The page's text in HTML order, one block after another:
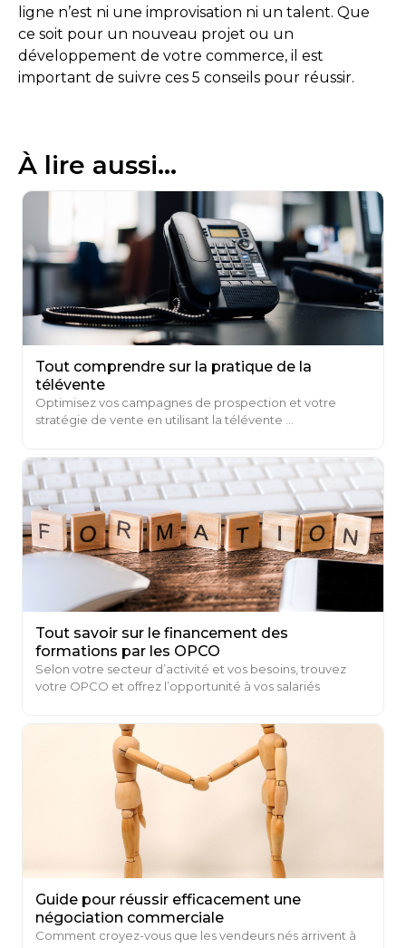
ligne n’est ni une improvisation ni un talent. Que
ce soit pour un nouveau projet ou un
développement de votre commerce, il est
important de suivre ces 5 conseils pour réussir.
À lire aussi...
Tout comprendre sur la pratique de la
télévente
Optimisez vos campagnes de prospection et votre
stratégie de vente en utilisant la télévente ...
Tout savoir sur le financement des
formations par les OPCO
Selon votre secteur d’activité et vos besoins, trouvez
votre OPCO et offrez l’opportunité à vos salariés
Guide pour réussir efficacement une
négociation commerciale
Comment croyez-vous que les vendeurs nés arrivent à